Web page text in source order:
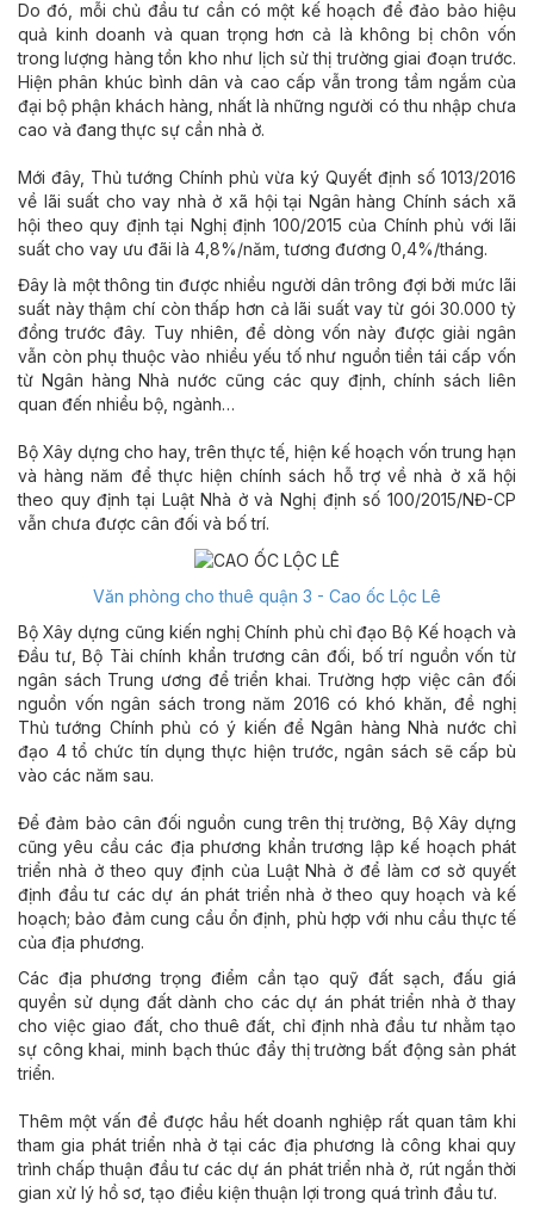
Do đó, mỗi chủ đầu tư cần có một kế hoạch để đảo bảo hiệu
quả kinh doanh và quan trọng hơn cả là không bị chôn vốn
trong lượng hàng tồn kho như lịch sử thị trường giai đoạn trước.
Hiện phân khúc bình dân và cao cấp vẫn trong tầm ngắm của
đại bộ phận khách hàng, nhất là những người có thu nhập chưa
cao và đang thực sự cần nhà ở.
Mới đây, Thủ tướng Chính phủ vừa ký Quyết định số 1013/2016
về lãi suất cho vay nhà ở xã hội tại Ngân hàng Chính sách xã
hội theo quy định tại Nghị định 100/2015 của Chính phủ với lãi
suất cho vay ưu đãi là 4,8%/năm, tương đương 0,4%/tháng.
Đây là một thông tin được nhiều người dân trông đợi bởi mức lãi
suất này thậm chí còn thấp hơn cả lãi suất vay từ gói 30.000 tỷ
đồng trước đây. Tuy nhiên, để dòng vốn này được giải ngân
vẫn còn phụ thuộc vào nhiều yếu tố như nguồn tiền tái cấp vốn
từ Ngân hàng Nhà nước cũng các quy định, chính sách liên
quan đến nhiều bộ, ngành…
Bộ Xây dựng cho hay, trên thực tế, hiện kế hoạch vốn trung hạn
và hàng năm để thực hiện chính sách hỗ trợ về nhà ở xã hội
theo quy định tại Luật Nhà ở và Nghị định số 100/2015/NĐ-CP
vẫn chưa được cân đối và bố trí.
Văn phòng cho thuê quận 3 - Cao ốc Lộc Lê
Bộ Xây dựng cũng kiến nghị Chính phủ chỉ đạo Bộ Kế hoạch và
Đầu tư, Bộ Tài chính khẩn trương cân đối, bố trí nguồn vốn từ
ngân sách Trung ương để triển khai. Trường hợp việc cân đối
nguồn vốn ngân sách trong năm 2016 có khó khăn, đề nghị
Thủ tướng Chính phủ có ý kiến để Ngân hàng Nhà nước chỉ
đạo 4 tổ chức tín dụng thực hiện trước, ngân sách sẽ cấp bù
vào các năm sau.
Để đảm bảo cân đối nguồn cung trên thị trường, Bộ Xây dựng
cũng yêu cầu các địa phương khẩn trương lập kế hoạch phát
triển nhà ở theo quy định của Luật Nhà ở để làm cơ sở quyết
định đầu tư các dự án phát triển nhà ở theo quy hoạch và kế
hoạch; bảo đảm cung cầu ổn định, phù hợp với nhu cầu thực tế
của địa phương.
Các địa phương trọng điểm cần tạo quỹ đất sạch, đấu giá
quyền sử dụng đất dành cho các dự án phát triển nhà ở thay
cho việc giao đất, cho thuê đất, chỉ định nhà đầu tư nhằm tạo
sự công khai, minh bạch thúc đẩy thị trường bất động sản phát
triển.
Thêm một vấn đề được hầu hết doanh nghiệp rất quan tâm khi
tham gia phát triển nhà ở tại các địa phương là công khai quy
trình chấp thuận đầu tư các dự án phát triển nhà ở, rút ngắn thời
gian xử lý hồ sơ, tạo điều kiện thuận lợi trong quá trình đầu tư.